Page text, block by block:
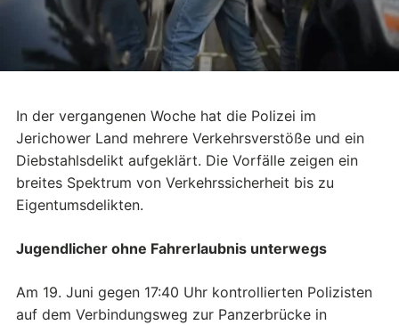
In der vergangenen Woche hat die Polizei im
Jerichower Land mehrere Verkehrsverstöße und ein
Diebstahlsdelikt aufgeklärt. Die Vorfälle zeigen ein
breites Spektrum von Verkehrssicherheit bis zu
Eigentumsdelikten.
Jugendlicher ohne Fahrerlaubnis unterwegs
Am 19. Juni gegen 17:40 Uhr kontrollierten Polizisten
auf dem Verbindungsweg zur Panzerbrücke in